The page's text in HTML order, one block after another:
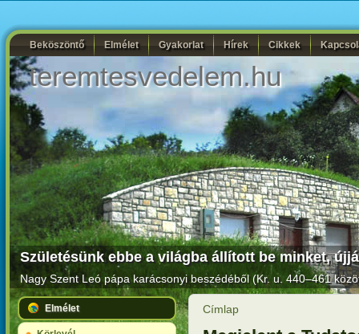
Beköszöntő Elmélet Gyakorlat Hírek Cikkek
teremtesvedelem.hu
Születésünk ebbe a világba állított be minket,
Nagy Szent Leó pápa karácsonyi beszédéből (Kr. u. 440–461
Elmélet Címlap